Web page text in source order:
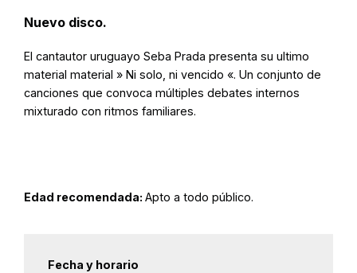
Nuevo disco.
El cantautor uruguayo Seba Prada presenta su ultimo
material material » Ni solo, ni vencido «. Un conjunto de
canciones que convoca múltiples debates internos
mixturado con ritmos familiares.
Edad recomendada: Apto a todo público.
Fecha y horario